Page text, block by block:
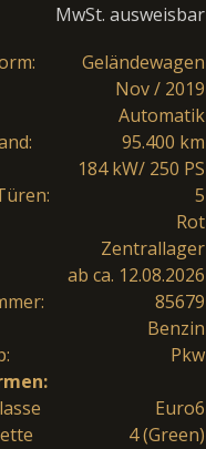
MwSt. ausweisbar
Geländewagen
Nov / 2019
Automatik
95.400 km
184 kW/ 250 PS
5
Rot
Zentrallager
ab ca. 12.08.2026
85679
Benzin
Pkw
Euro6
4 (Green)